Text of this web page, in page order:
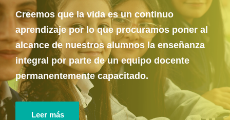
Creemos que la vida es un continuo
aprendizaje por lo que procuramos poner al
alcance de nuestros alumnos la enseñanza
integral por parte de un equipo docente
permanentemente capacitado.
Leer más